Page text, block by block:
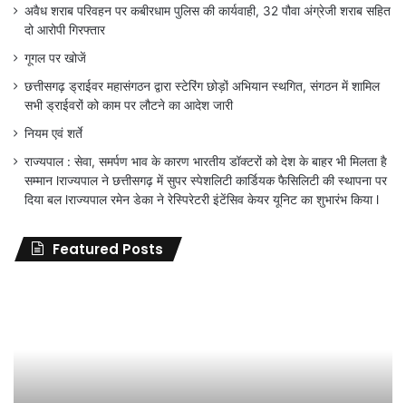
अवैध शराब परिवहन पर कबीरधाम पुलिस की कार्यवाही, 32 पौवा अंग्रेजी शराब सहित
दो आरोपी गिरफ्तार
गूगल पर खोजें
छत्तीसगढ़ ड्राईवर महासंगठन द्वारा स्टेरिंग छोड़ों अभियान स्थगित, संगठन में शामिल
सभी ड्राईवरों को काम पर लौटने का आदेश जारी
नियम एवं शर्ते
राज्यपाल : सेवा, समर्पण भाव के कारण भारतीय डॉक्टरों को देश के बाहर भी मिलता है
सम्मान lराज्यपाल ने छत्तीसगढ़ में सुपर स्पेशलिटी कार्डियक फैसिलिटी की स्थापना पर
दिया बल lराज्यपाल रमेन डेका ने रेस्पिरेटरी इंटेंसिव केयर यूनिट का शुभारंभ किया l
Featured Posts